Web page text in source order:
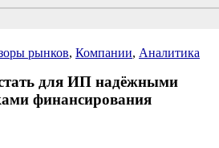
рынков, Компании, Аналитика
для ИП надёжными
финансирования